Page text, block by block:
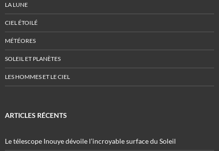
LA LUNE
CIEL ÉTOILÉ
MÉTÉORES
SOLEIL ET PLANÈTES
LES HOMMES ET LE CIEL
ARTICLES RÉCENTS
Le télescope Inouye dévoile l’incroyable surface du Soleil